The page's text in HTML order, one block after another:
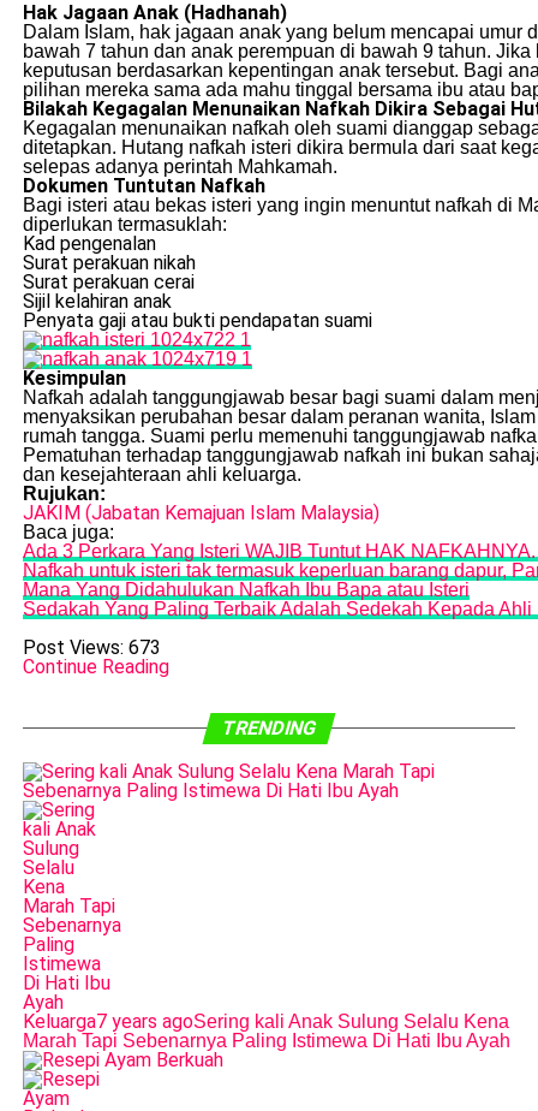
Hak Jagaan Anak (Hadhanah)
Dalam Islam, hak jagaan anak yang belum mencapai
bawah 7 tahun dan anak perempuan di bawah 9 tahun.
keputusan berdasarkan kepentingan anak tersebut. Bagi
pilihan mereka sama ada mahu tinggal bersama ibu atau
Bilakah Kegagalan Menunaikan Nafkah Dikira Sebagai
Kegagalan menunaikan nafkah oleh suami dianggap
ditetapkan. Hutang nafkah isteri dikira bermula dari saat
selepas adanya perintah Mahkamah.
Dokumen Tuntutan Nafkah
Bagi isteri atau bekas isteri yang ingin menuntut nafkah di
diperlukan termasuklah:
Kad pengenalan
Surat perakuan nikah
Surat perakuan cerai
Sijil kelahiran anak
Penyata gaji atau bukti pendapatan suami
Kesimpulan
Nafkah adalah tanggungjawab besar bagi suami dalam
menyaksikan perubahan besar dalam peranan wanita,
rumah tangga. Suami perlu memenuhi tanggungjawab
Pematuhan terhadap tanggungjawab nafkah ini bukan
dan kesejahteraan ahli keluarga.
Rujukan:
JAKIM (Jabatan Kemajuan Islam Malaysia)
Baca juga:
Ada 3 Perkara Yang Isteri WAJIB Tuntut HAK
Nafkah untuk isteri tak termasuk keperluan barang dapur,
Mana Yang Didahulukan Nafkah Ibu Bapa atau Isteri
Sedakah Yang Paling Terbaik Adalah Sedekah Kepada
Post Views: 673
Continue Reading
TRENDING
Keluarga7 years agoSering kali Anak Sulung Selalu Kena
Marah Tapi Sebenarnya Paling Istimewa Di Hati Ibu Ayah